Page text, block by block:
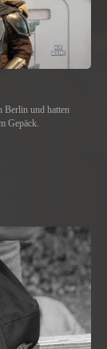
Berlin und hatten
Gepäck.